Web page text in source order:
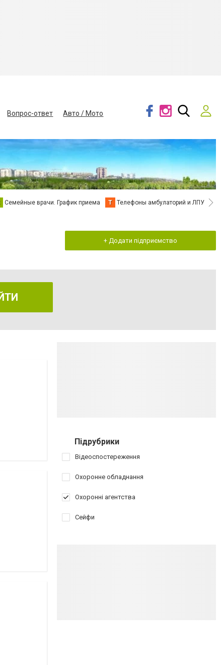
Вопрос-ответ
Авто / Мото
Семейные врачи. График приема Т Телефоны амбулаторий и ЛПУ В
+ Додати підприємство
Підрубрики
Відеоспостереження
Охоронне обладнання
Охоронні агентства
Сейфи